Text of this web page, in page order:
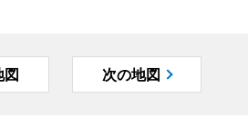
図 次の地図